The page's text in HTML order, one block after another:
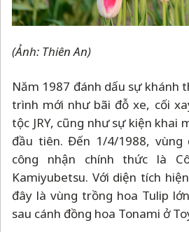
(Ảnh: Thiên An)
Năm 1987 đánh dấu sự khánh
trình mới như bãi đỗ xe, cối
tộc JRY, cũng như sự kiện khai
đầu tiên. Đến 1/4/1988,
công nhận chính thức là
Kamiyubetsu. Với diện tích
đây là vùng trồng hoa Tulip
sau cánh đồng hoa Tonami ở